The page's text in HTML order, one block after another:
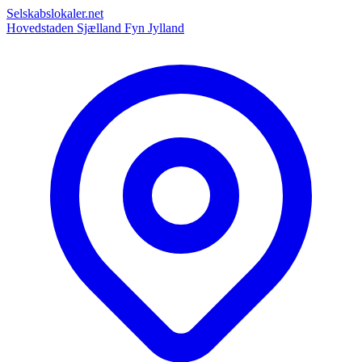
Selskabslokaler.net
Hovedstaden Sjælland Fyn Jylland